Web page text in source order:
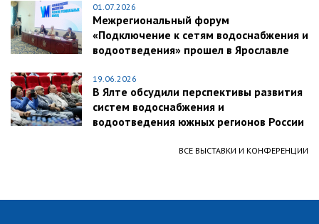
01.07.2026
Межрегиональный форум
«Подключение к сетям водоснабжения и
водоотведения» прошел в Ярославле
19.06.2026
В Ялте обсудили перспективы развития
систем водоснабжения и
водоотведения южных регионов России
ВСЕ ВЫСТАВКИ И КОНФЕРЕНЦИИ